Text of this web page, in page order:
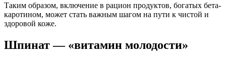
Таким образом, включение в рацион продуктов, богатых бета-
каротином, может стать важным шагом на пути к чистой и
здоровой коже.
Шпинат — «витамин молодости»